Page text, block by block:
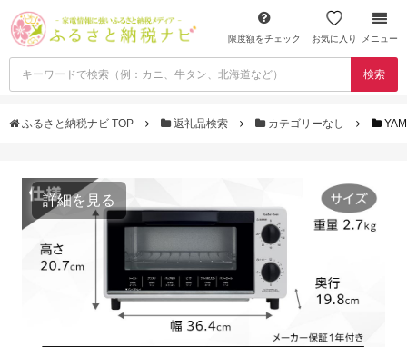
限度額をチェック お気に入り メニュー
検索
ふるさと納税ナビ TOP 返礼品検索 カテゴリーなし
詳細を見る